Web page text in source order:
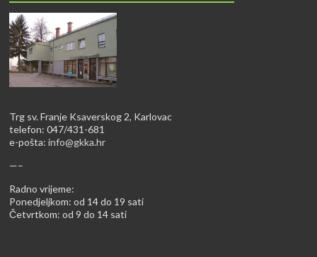
Trg sv. Franje Ksaverskog 2, Karlovac
telefon: 047/431-681
e-pošta:info@gkka.hr
—–
Radno vrijeme:
Ponedjeljkom: od 14 do 19 sati
Četvrtkom: od 9 do 14 sati